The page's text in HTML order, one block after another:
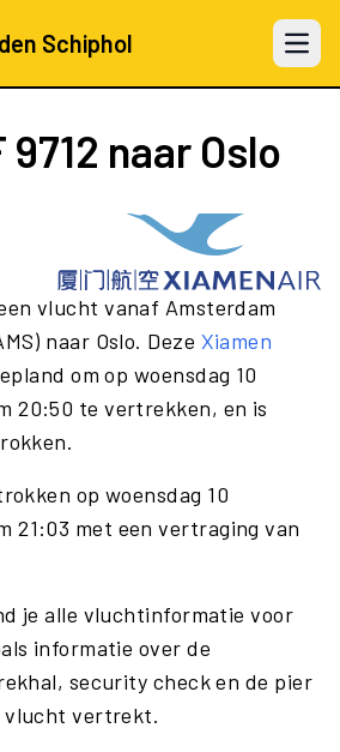
Schiphol Open
9712 naar Oslo
vlucht vanaf Amsterdam
naar Oslo. Deze Xiamen
om op woensdag 10
20:50 te vertrekken, en is
op woensdag 10
21:03 met een vertraging van
je alle vluchtinformatie voor
informatie over de
security check en de pier
vlucht vertrekt.